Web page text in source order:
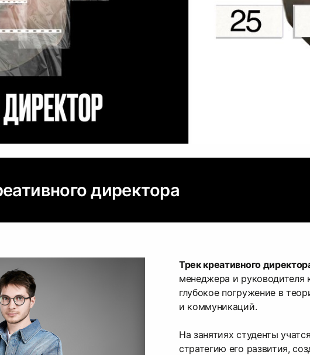
директора
Трек креативного
менеджера и руководителя
глубокое погружение в
и коммуникаций.
На занятиях студенты
стратегию его развития,